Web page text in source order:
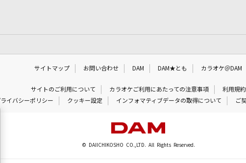
サイトマップ お問い合わせ DAM DAM★とも カラオケ＠DAM
サイトのご利用について カラオケご利用にあたっての注意事項
利用規約
ライバシーポリシー クッキー設定 インフォマティブデータの取得について ご
© DAIICHIKOSHO CO.,LTD. All Rights Reserved.